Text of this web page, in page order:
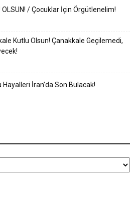
/ Çocuklar İçin Örgütlenelim!
Kutlu Olsun! Çanakkale Geçilemedi,
İran’da Son Bulacak!